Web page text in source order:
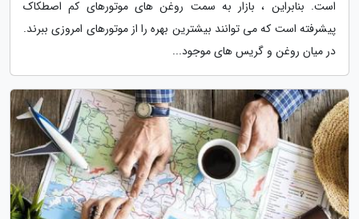
است. بنابراین ، بازار به سمت روغن های موتورهای کم اصطکاک
پیشرفته است که می توانند بیشترین بهره را از موتورهای امروزی ببرند.
در میان روغن و گریس های موجود...